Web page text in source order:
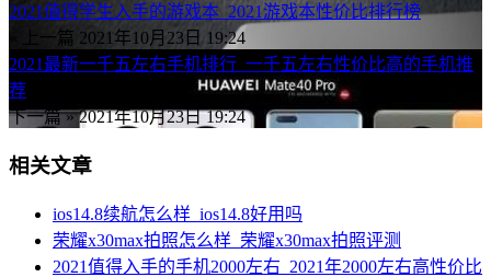
2021值得学生入手的游戏本_2021游戏本性价比排行榜
« 上一篇 2021年10月23日 19:24
2021最新一千五左右手机排行_一千五左右性价比高的手机推
荐
下一篇 » 2021年10月23日 19:24
相关文章
ios14.8续航怎么样_ios14.8好用吗
荣耀x30max拍照怎么样_荣耀x30max拍照评测
2021值得入手的手机2000左右_2021年2000左右高性价比